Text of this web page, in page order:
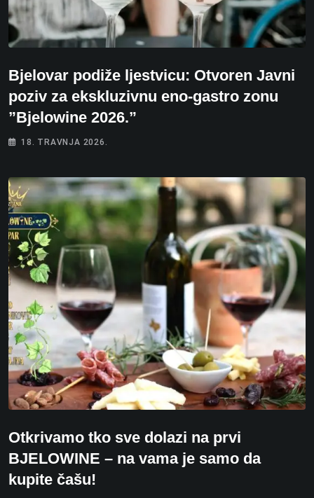
Bjelovar podiže ljestvicu: Otvoren Javni
poziv za ekskluzivnu eno-gastro zonu
”Bjelowine 2026.”
18. TRAVNJA 2026.
Otkrivamo tko sve dolazi na prvi
BJELOWINE – na vama je samo da
kupite čašu!